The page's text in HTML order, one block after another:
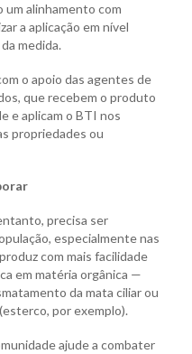
um alinhamento com
a aplicação em nível
medida.
o apoio das agentes de
que recebem o produto
e aplicam o BTI nos
propriedades ou
precisa ser
especialmente nas
com mais facilidade
em matéria orgânica —
da mata ciliar ou
por exemplo).
ajude a combater